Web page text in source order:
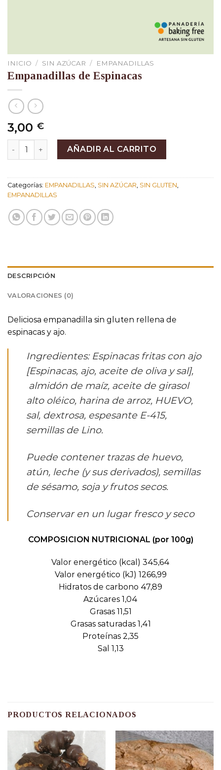
INICIO / SIN AZÚCAR / EMPANADILLAS
Empanadillas de Espinacas
3,00 €
Empanadillas de Espinacas cantidad
AÑADIR AL CARRITO
Categorías: EMPANADILLAS, SIN AZÚCAR, SIN GLUTEN,
EMPANADILLAS
DESCRIPCIÓN
VALORACIONES (0)
Deliciosa empanadilla sin gluten rellena de
espinacas y ajo.
Ingredientes: Espinacas fritas con ajo
[Espinacas, ajo, aceite de oliva y sal],
almidón de maíz, aceite de girasol
alto oléico, harina de arroz, HUEVO,
sal, dextrosa, espesante E-415,
semillas de Lino.
Puede contener trazas de huevo,
atún, leche (y sus derivados), semillas
de sésamo, soja y frutos secos.
Conservar en un lugar fresco y seco
COMPOSICION NUTRICIONAL (por 100g)
Valor energético (kcal) 345,64
Valor energético (kJ) 1266,99
Hidratos de carbono 47,89
Azúcares 1,04
Grasas 11,51
Grasas saturadas 1,41
Proteínas 2,35
Sal 1,13
PRODUCTOS RELACIONADOS